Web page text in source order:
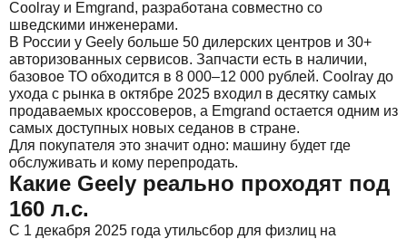
Coolray и Emgrand, разработана совместно со
шведскими инженерами.
В России у Geely больше 50 дилерских центров и 30+
авторизованных сервисов. Запчасти есть в наличии,
базовое ТО обходится в 8 000–12 000 рублей. Coolray до
ухода с рынка в октябре 2025 входил в десятку самых
продаваемых кроссоверов, а Emgrand остается одним из
самых доступных новых седанов в стране.
Для покупателя это значит одно: машину будет где
обслуживать и кому перепродать.
Какие Geely реально проходят под
160 л.с.
С 1 декабря 2025 года утильсбор для физлиц на